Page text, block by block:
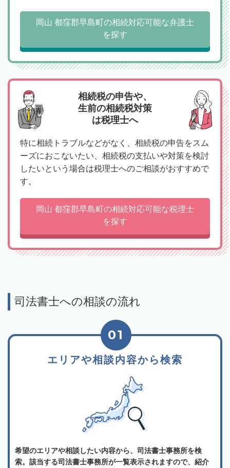
岡山 都窪郡早島町の相続対応可能な弁護士
を探す
相続税の申告や、
生前の相続税対策
は税理士へ
特に相続トラブルなどがなく、相続税の申告をスム
ーズにおこないたい、相続税の支払いや対策を検討
したいという場合は税理士へのご相談がおすすめで
す。
岡山 都窪郡早島町の相続対応可能な税理士
を探す
司法書士への相談の流れ
エリアや相談内容から検索
01
希望のエリアや相談したい内容から、司法書士事務所を検
索。該当する司法書士事務所が一覧表示されますので、紹介